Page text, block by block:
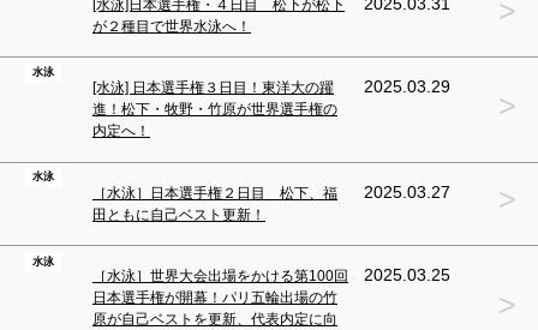
[水泳]日本選手権・４日目 松下が松下
が２種目で世界水泳へ！
2025.03.31 >
水泳
[水泳] 日本選手権３日目！東洋大の躍
進！松下・牧野・竹原が世界選手権の
内定へ！
2025.03.29
>
水泳
［水泳］日本選手権２日目 松下、福
田ともに自己ベスト更新！
2025.03.27 >
水泳
［水泳］世界大会出場をかける第100回
日本選手権が開幕！パリ五輪出場の竹
原が自己ベストを更新、代表内定に向
2025.03.25
>